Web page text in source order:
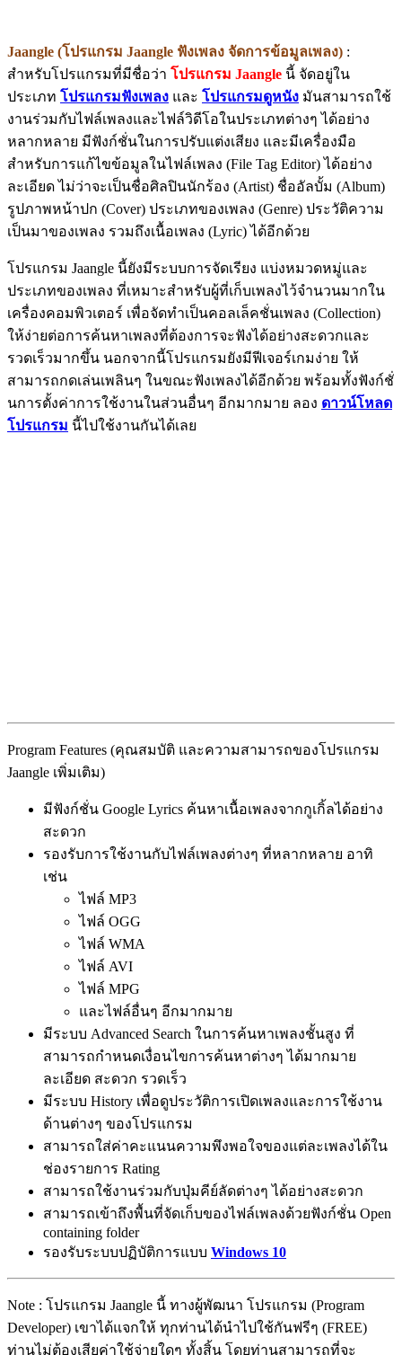
Jaangle (โปรแกรม Jaangle ฟังเพลง จัดการข้อมูลเพลง) :
สำหรับโปรแกรมที่มีชื่อว่า โปรแกรม Jaangle นี้ จัดอยู่ใน
ประเภท โปรแกรมฟังเพลง และ โปรแกรมดูหนัง มันสามารถใช้
งานร่วมกับไฟล์เพลงและไฟล์วิดีโอในประเภทต่างๆ ได้อย่าง
หลากหลาย มีฟังก์ชั่นในการปรับแต่งเสียง และมีเครื่องมือ
สำหรับการแก้ไขข้อมูลในไฟล์เพลง (File Tag Editor) ได้อย่าง
ละเอียด ไม่ว่าจะเป็นชื่อศิลปินนักร้อง (Artist) ชื่ออัลบั้ม (Album)
รูปภาพหน้าปก (Cover) ประเภทของเพลง (Genre) ประวัติความ
เป็นมาของเพลง รวมถึงเนื้อเพลง (Lyric) ได้อีกด้วย
โปรแกรม Jaangle นี้ยังมีระบบการจัดเรียง แบ่งหมวดหมู่และ
ประเภทของเพลง ที่เหมาะสำหรับผู้ที่เก็บเพลงไว้จำนวนมากใน
เครื่องคอมพิวเตอร์ เพื่อจัดทำเป็นคอลเล็คชั่นเพลง (Collection)
ให้ง่ายต่อการค้นหาเพลงที่ต้องการจะฟังได้อย่างสะดวกและ
รวดเร็วมากขึ้น นอกจากนี้โปรแกรมยังมีฟีเจอร์เกมง่าย ให้
สามารถกดเล่นเพลินๆ ในขณะฟังเพลงได้อีกด้วย พร้อมทั้งฟังก์ชั่
นการตั้งค่าการใช้งานในส่วนอื่นๆ อีกมากมาย ลอง ดาวน์โหลด
โปรแกรม นี้ไปใช้งานกันได้เลย
Program Features (คุณสมบัติ และความสามารถของโปรแกรม
Jaangle เพิ่มเติม)
มีฟังก์ชั่น Google Lyrics ค้นหาเนื้อเพลงจากกูเกิ้ลได้อย่าง
สะดวก
รองรับการใช้งานกับไฟล์เพลงต่างๆ ที่หลากหลาย อาทิ
เช่น
ไฟล์ MP3
ไฟล์ OGG
ไฟล์ WMA
ไฟล์ AVI
ไฟล์ MPG
และไฟล์อื่นๆ อีกมากมาย
มีระบบ Advanced Search ในการค้นหาเพลงชั้นสูง ที่
สามารถกำหนดเงื่อนไขการค้นหาต่างๆ ได้มากมาย
ละเอียด สะดวก รวดเร็ว
มีระบบ History เพื่อดูประวัติการเปิดเพลงและการใช้งาน
ด้านต่างๆ ของโปรแกรม
สามารถใส่ค่าคะแนนความพึงพอใจของแต่ละเพลงได้ใน
ช่องรายการ Rating
สามารถใช้งานร่วมกับปุ่มคีย์ลัดต่างๆ ได้อย่างสะดวก
สามารถเข้าถึงพื้นที่จัดเก็บของไฟล์เพลงด้วยฟังก์ชั่น Open
containing folder
รองรับระบบปฏิบัติการแบบ Windows 10
Note : โปรแกรม Jaangle นี้ ทางผู้พัฒนา โปรแกรม (Program
Developer) เขาได้แจกให้ ทุกท่านได้นำไปใช้กันฟรีๆ (FREE)
ท่านไม่ต้องเสียค่าใช้จ่ายใดๆ ทั้งสิ้น โดยท่านสามารถที่จะ